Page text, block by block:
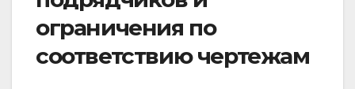
ограничения по
соответствию чертежам